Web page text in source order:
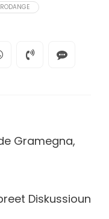
Gramegna,
Diskussioun